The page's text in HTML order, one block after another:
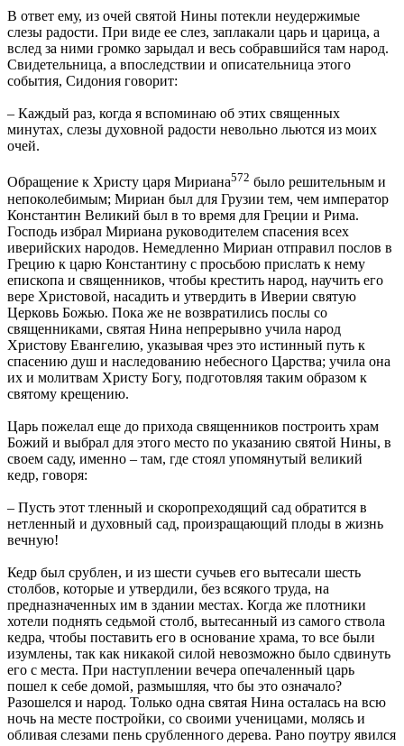
В ответ ему, из очей святой Нины потекли неудержимые
слезы радости. При виде ее слез, заплакали царь и царица, а
вслед за ними громко зарыдал и весь собравшийся там народ.
Свидетельница, а впоследствии и описательница этого
события, Сидония говорит:
– Каждый раз, когда я вспоминаю об этих священных
минутах, слезы духовной радости невольно льются из моих
очей.
Обращение к Христу царя Мириана572 было решительным и
непоколебимым; Мириан был для Грузии тем, чем император
Константин Великий был в то время для Греции и Рима.
Господь избрал Мириана руководителем спасения всех
иверийских народов. Немедленно Мириан отправил послов в
Грецию к царю Константину с просьбою прислать к нему
епископа и священников, чтобы крестить народ, научить его
вере Христовой, насадить и утвердить в Иверии святую
Церковь Божью. Пока же не возвратились послы со
священниками, святая Нина непрерывно учила народ
Христову Евангелию, указывая чрез это истинный путь к
спасению душ и наследованию небесного Царства; учила она
их и молитвам Христу Богу, подготовляя таким образом к
святому крещению.
Царь пожелал еще до прихода священников построить храм
Божий и выбрал для этого место по указанию святой Нины, в
своем саду, именно – там, где стоял упомянутый великий
кедр, говоря:
– Пусть этот тленный и скоропреходящий сад обратится в
нетленный и духовный сад, произращающий плоды в жизнь
вечную!
Кедр был срублен, и из шести сучьев его вытесали шесть
столбов, которые и утвердили, без всякого труда, на
предназначенных им в здании местах. Когда же плотники
хотели поднять седьмой столб, вытесанный из самого ствола
кедра, чтобы поставить его в основание храма, то все были
изумлены, так как никакой силой невозможно было сдвинуть
его с места. При наступлении вечера опечаленный царь
пошел к себе домой, размышляя, что бы это означало?
Разошелся и народ. Только одна святая Нина осталась на всю
ночь на месте постройки, со своими ученицами, молясь и
обливая слезами пень срубленного дерева. Рано поутру явился